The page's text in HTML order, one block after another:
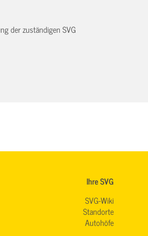
der zuständigen SVG
Ihre SVG
SVG-Wiki
Standorte
Autohöfe